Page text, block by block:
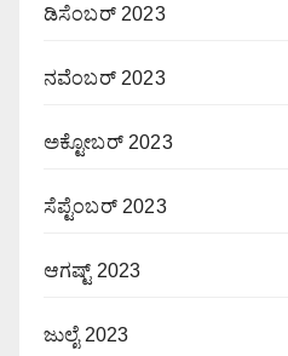
ಡಿಸೆಂಬರ್ 2023
ನವೆಂಬರ್ 2023
ಅಕ್ಟೋಬರ್ 2023
ಸೆಪ್ಟೆಂಬರ್ 2023
ಆಗಷ್ಟ್ 2023
ಜುಲೈ 2023